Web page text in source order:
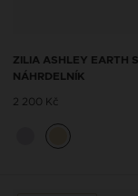
ZILIA ASHLEY EARTH
NÁHRDELNÍK
2 200 Kč